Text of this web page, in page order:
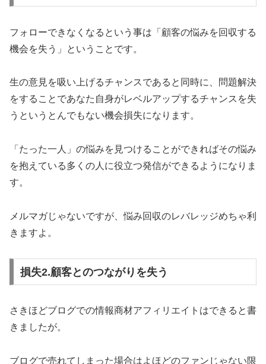
フォローできなくなるという事は「顧客の悩みを回収する
機会を失う」ということです。
生の意見を吸い上げるチャンスであると同時に、問題解決
をすることであなた自身がレベルアップするチャンスを失
うというとんでもない機会損失になります。
「たった一人」の悩みを見つけることができればその悩み
を抱えている多くの人に役立つ発信ができるようになりま
す。
メルマガじゃないですが、悩み回収のレバレッジめちゃ利
きますよ。
損失2.顧客とのつながりを失う
さきほどブログでの情報商材アフィリエイトはできると書
きましたが。
ブログで売れてしまった場合はよほどのファンじゃない限